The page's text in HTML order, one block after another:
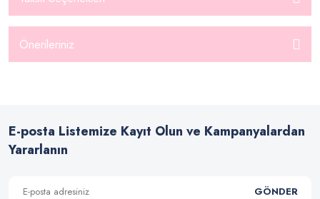
Önerileriniz
E-posta Listemize Kayıt Olun ve Kampanyalardan
Yararlanın
GÖNDER